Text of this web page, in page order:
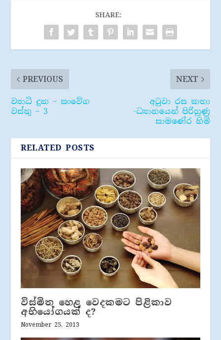
SHARE:
PREVIOUS
ව්‍යාධි දුක – සංවේග
වස්තු – 3
NEXT
අටුවා රස කතා
-ධ්‍යානයෙන් පිරිහුණු
සාමණේර හිමි
RELATED POSTS
විස්මිත හෙළ වෙදකමට පිළිකාව
අභියෝගයක් ද?
November 25, 2013